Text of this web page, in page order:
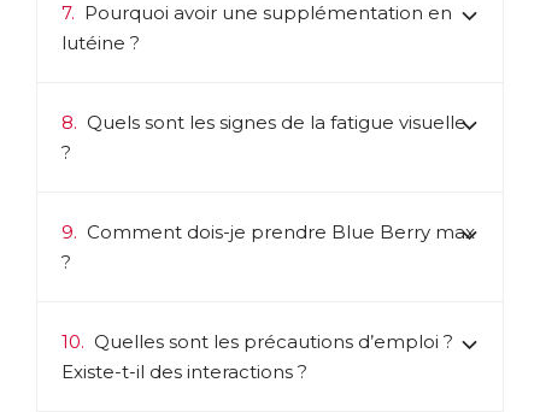
7. Pourquoi avoir une supplémentation en
lutéine ?
8. Quels sont les signes de la fatigue visuelle
?
9. Comment dois-je prendre Blue Berry max
?
10. Quelles sont les précautions d’emploi ?
Existe-t-il des interactions ?